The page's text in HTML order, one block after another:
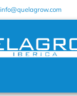
info@quelagrow.com